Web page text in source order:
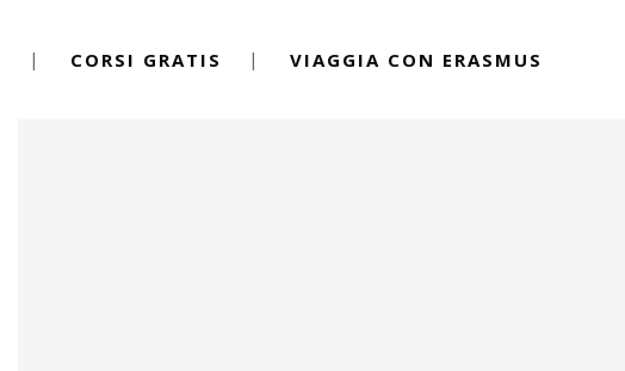
CORSI GRATIS VIAGGIA CON ERASMUS